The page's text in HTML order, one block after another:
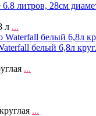
литров, 28см
л ...
белый 6,8л
...
...